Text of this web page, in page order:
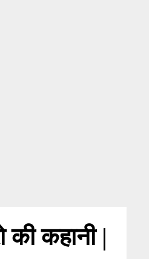
की कहानी |